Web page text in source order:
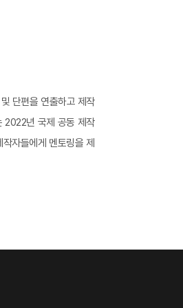
단편을 연출하고 제작
2022년 국제 공동 제작
자들에게 멘토링을 제